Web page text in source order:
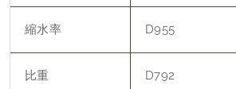
縮水率 D955
比重 D792